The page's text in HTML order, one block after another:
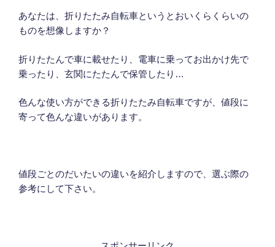
あなたは、折りたたみ自転車というとおいくらくらいの
ものを想像しますか？
折りたたんで車に載せたり、電車に乗ってお出かけ先で
乗ったり、玄関にたたんで保管したり…
色んな使い方ができる折りたたみ自転車ですが、値段に
寄って色んな違いがあります。
値段ごとのだいたいの違いを紹介しますので、選ぶ際の
参考にして下さい。